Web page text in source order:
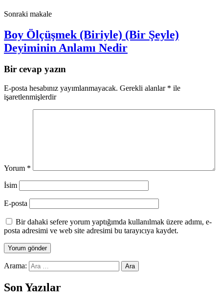
Sonraki makale
Boy Ölçüşmek (Biriyle) (Bir Şeyle)
Deyiminin Anlamı Nedir
Bir cevap yazın
E-posta hesabınız yayımlanmayacak. Gerekli alanlar * ile
işaretlenmişlerdir
Yorum *
İsim
E-posta
Bir dahaki sefere yorum yaptığımda kullanılmak üzere adımı, e-
posta adresimi ve web site adresimi bu tarayıcıya kaydet.
Arama:
Son Yazılar